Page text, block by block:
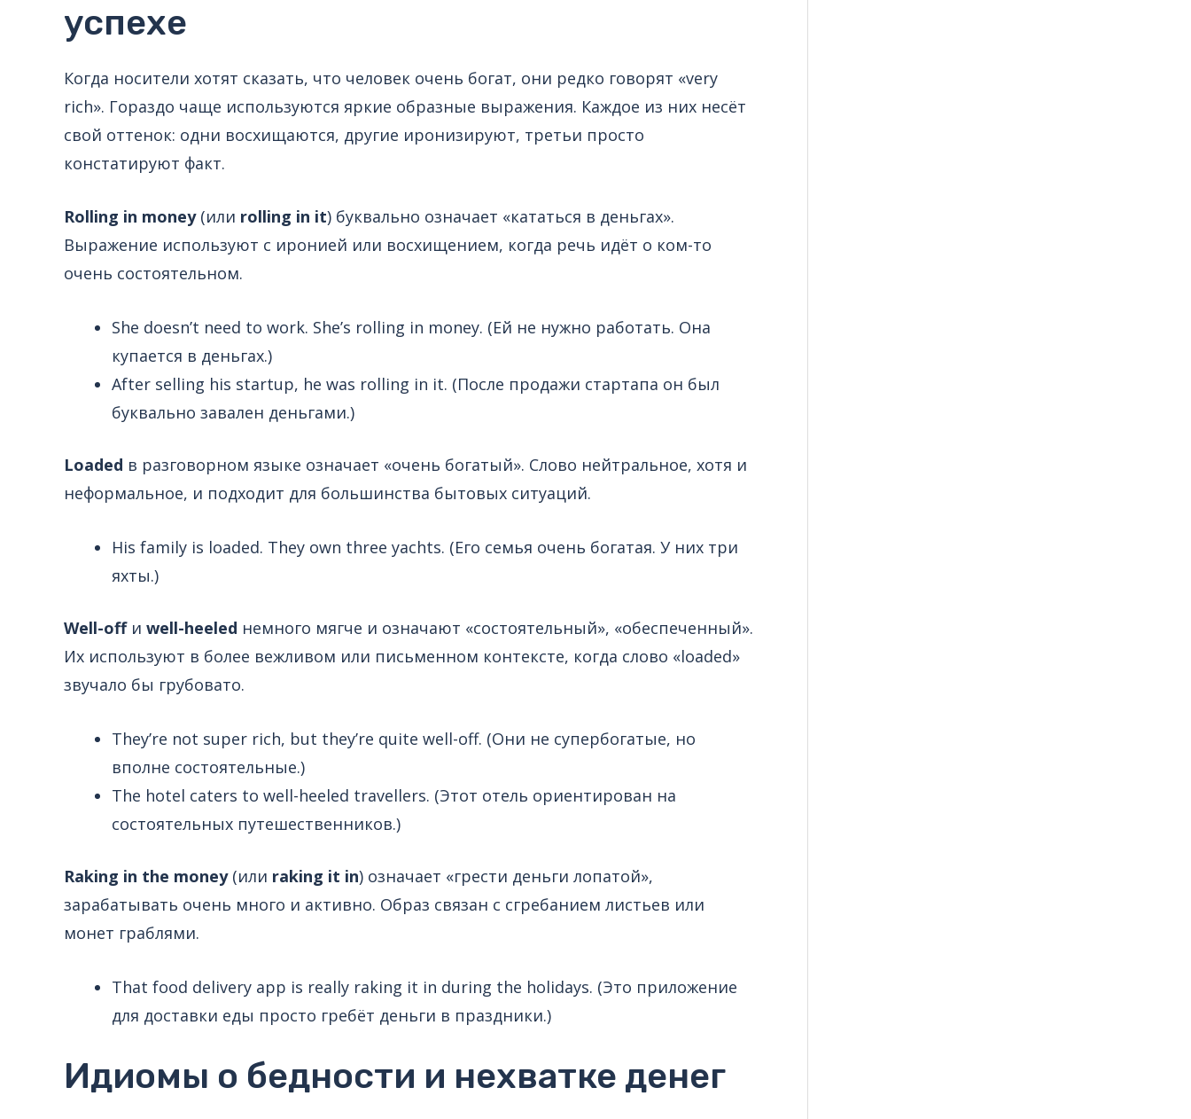
успехе
Когда носители хотят сказать, что человек очень богат, они редко говорят «very
rich». Гораздо чаще используются яркие образные выражения. Каждое из них несёт
свой оттенок: одни восхищаются, другие иронизируют, третьи просто
констатируют факт.
Rolling in money(или rolling in it) буквально означает «кататься в деньгах».
Выражение используют с иронией или восхищением, когда речь идёт о ком-то
очень состоятельном.
She doesn’t need to work. She’s rolling in money. (Ей не нужно работать. Она
купается в деньгах.)
After selling his startup, he was rolling in it. (После продажи стартапа он был
буквально завален деньгами.)
Loaded в разговорном языке означает «очень богатый». Слово нейтральное, хотя и
неформальное, и подходит для большинства бытовых ситуаций.
His family is loaded. They own three yachts. (Его семья очень богатая. У них три
яхты.)
Well-offи well-heeled немного мягче и означают «состоятельный», «обеспеченный».
Их используют в более вежливом или письменном контексте, когда слово «loaded»
звучало бы грубовато.
They’re not super rich, but they’re quite well-off. (Они не супербогатые, но
вполне состоятельные.)
The hotel caters to well-heeled travellers. (Этот отель ориентирован на
состоятельных путешественников.)
Raking in the money(или raking it in) означает «грести деньги лопатой»,
зарабатывать очень много и активно. Образ связан с сгребанием листьев или
монет граблями.
That food delivery app is really raking it in during the holidays. (Это приложение
для доставки еды просто гребёт деньги в праздники.)
Идиомы о бедности и нехватке денег